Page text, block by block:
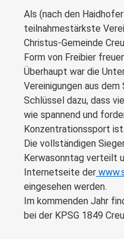
Als (nach den
teilnahmestärkste
Christus-Gemeinde
Form von Freibier
Überhaupt war die
Vereinigungen aus
Schlüssel dazu, dass
wie spannend und
Konzentrationssport ist.
Die vollständigen
Kerwasonntag verteilt
Internetseite der
eingesehen werden.
Im kommenden Jahr
bei der KPSG 1849